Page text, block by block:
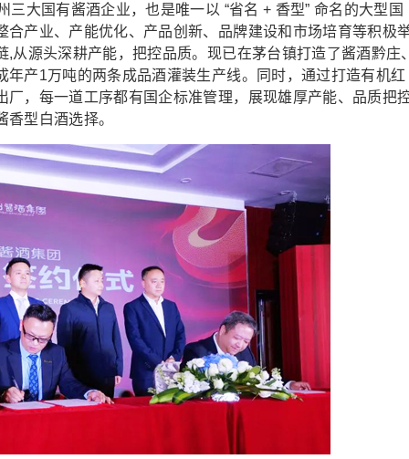
国有酱酒企业，也是唯一以 “省名 + 香型” 命名的大型国
产业、产能优化、产品创新、品牌建设和市场培育等积极
从源头深耕产能，把控品质。现已在茅台镇打造了酱酒黔庄
产1万吨的两条成品酒灌装生产线。同时，通过打造有机红
，每一道工序都有国企标准管理，展现雄厚产能、品质把
型白酒选择。